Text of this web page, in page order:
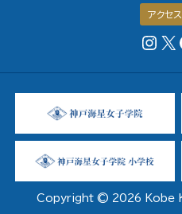
アクセ
X
Copyright © 2026 Kobe